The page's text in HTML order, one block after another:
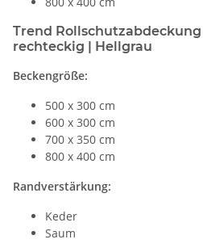
Trend Rollschutzabdeckung
rechteckig | Hellgrau
Beckengröße:
500 x 300 cm
600 x 300 cm
700 x 350 cm
800 x 400 cm
Randverstärkung:
Keder
Saum